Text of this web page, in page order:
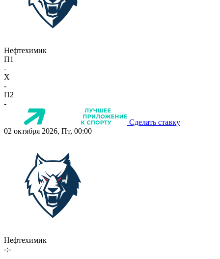
Нефтехимик
П1
-
X
-
П2
-
Сделать ставку
02 октября 2026, Пт, 00:00
Нефтехимик
-:-